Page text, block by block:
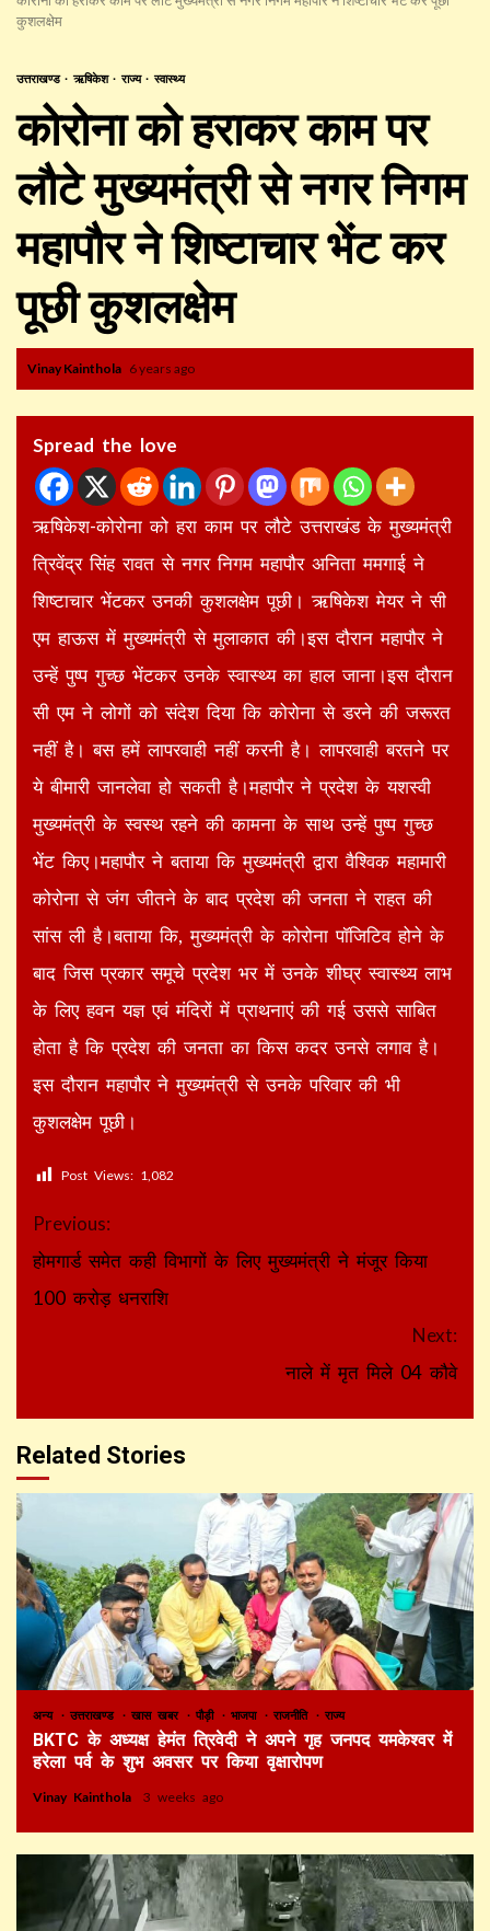
कुशलक्षेम
उत्तराखण्ड ऋषिकेश राज्य स्वास्थ्य
कोरोना को हराकर काम पर
लौटे मुख्यमंत्री से नगर निगम
महापौर ने शिष्टाचार भेंट कर
पूछी कुशलक्षेम
Vinay Kainthola 6 years ago
Spread the love
ऋषिकेश-कोरोना को हरा काम पर लौटे उत्तराखंड के मुख्यमंत्री
त्रिवेंद्र सिंह रावत से नगर निगम महापौर अनिता ममगाई ने
शिष्टाचार भेंटकर उनकी कुशलक्षेम पूछी। ऋषिकेश मेयर ने सी
एम हाऊस में मुख्यमंत्री से मुलाकात की।इस दौरान महापौर ने
उन्हें पुष्प गुच्छ भेंटकर उनके स्वास्थ्य का हाल जाना।इस दौरान
सी एम ने लोगों को संदेश दिया कि कोरोना से डरने की जरूरत
नहीं है। बस हमें लापरवाही नहीं करनी है। लापरवाही बरतने पर
ये बीमारी जानलेवा हो सकती है।महापौर ने प्रदेश के यशस्वी
मुख्यमंत्री के स्वस्थ रहने की कामना के साथ उन्हें पुष्प गुच्छ
भेंट किए।महापौर ने बताया कि मुख्यमंत्री द्वारा वैश्विक महामारी
कोरोना से जंग जीतने के बाद प्रदेश की जनता ने राहत की
सांस ली है।बताया कि, मुख्यमंत्री के कोरोना पॉजिटिव होने के
बाद जिस प्रकार समूचे प्रदेश भर में उनके शीघ्र स्वास्थ्य लाभ
के लिए हवन यज्ञ एवं मंदिरों में प्राथनाएं की गई उससे साबित
होता है कि प्रदेश की जनता का किस कदर उनसे लगाव है।
इस दौरान महापौर ने मुख्यमंत्री से उनके परिवार की भी
कुशलक्षेम पूछी।
Post Views: 1,082
Continue
Reading
Previous:
होमगार्ड समेत कही विभागों के लिए मुख्यमंत्री ने मंजूर किया
100 करोड़ धनराशि
Next:
नाले में मृत मिले 04 कौवे
Related Stories
अन्य उत्तराखण्ड खास खबर पौड़ी भाजपा राजनीति राज्य
BKTC के अध्यक्ष हेमंत त्रिवेदी ने अपने गृह जनपद यमकेश्वर में
हरेला पर्व के शुभ अवसर पर किया वृक्षारोपण
Vinay Kainthola 3 weeks ago